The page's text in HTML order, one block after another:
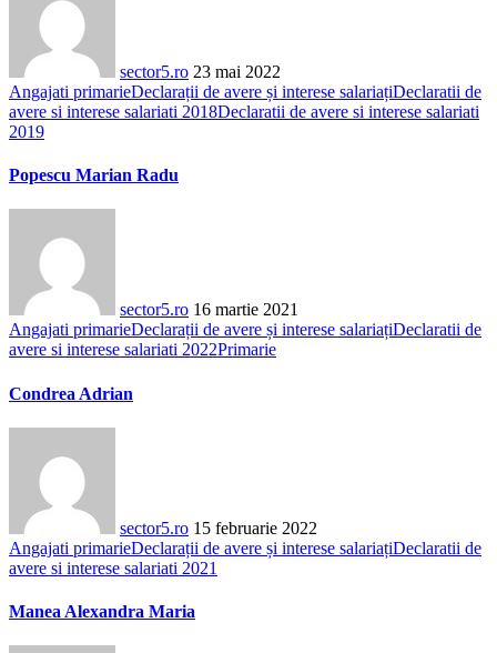
sector5.ro 23 mai 2022
Angajati primarieDeclarații de avere și interese salariațiDeclaratii de
avere si interese salariati 2018Declaratii de avere si interese salariati
2019
Popescu Marian Radu
sector5.ro 16 martie 2021
Angajati primarieDeclarații de avere și interese salariațiDeclaratii de
avere si interese salariati 2022Primarie
Condrea Adrian
sector5.ro 15 februarie 2022
Angajati primarieDeclarații de avere și interese salariațiDeclaratii de
avere si interese salariati 2021
Manea Alexandra Maria